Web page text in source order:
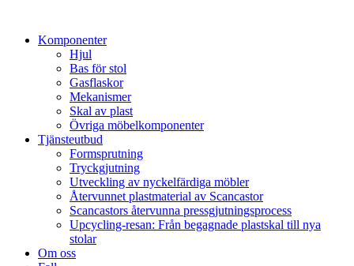
innehållKomponenter
Hjul
Bas för stol
Gasflaskor
Mekanismer
Skal av plast
Övriga möbelkomponenter
Tjänsteutbud
Formsprutning
Tryckgjutning
Utveckling av nyckelfärdiga möbler
Återvunnet plastmaterial av Scancastor
Scancastors återvunna pressgjutningsprocess
Upcycling-resan: Från begagnade plastskal till nya
stolar
Om oss